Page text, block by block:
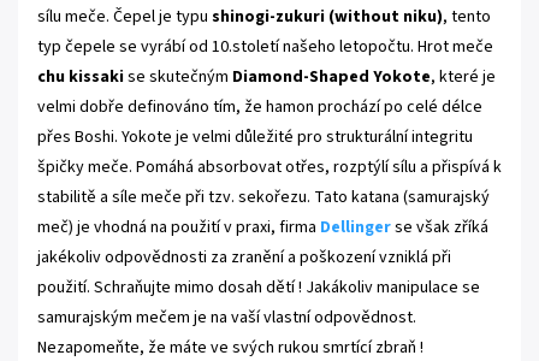
sílu meče. Čepel je typu shinogi-zukuri (without niku), tento
typ čepele se vyrábí od 10.století našeho letopočtu. Hrot meče
chu kissakise skutečným Diamond-Shaped Yokote, které je
velmi dobře definováno tím, že hamon prochází po celé délce
přes Boshi. Yokote je velmi důležité pro strukturální integritu
špičky meče. Pomáhá absorbovat otřes, rozptýlí sílu a přispívá k
stabilitě a síle meče při tzv. sekořezu. Tato katana (samurajský
meč) je vhodná na použití v praxi, firma Dellingerse však zříká
jakékoliv odpovědnosti za zranění a poškození vzniklá při
použití. Schraňujte mimo dosah dětí ! Jakákoliv manipulace se
samurajským mečem je na vaší vlastní odpovědnost.
Nezapomeňte, že máte ve svých rukou smrtící zbraň !